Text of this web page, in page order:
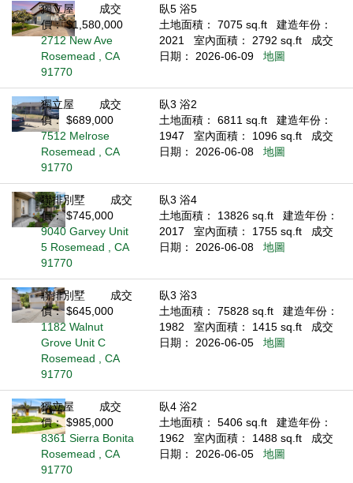
獨立屋
成交
價： $1,580,000
2712 New Ave
Rosemead , CA
91770
臥5 浴5
土地面積： 7075 sq.ft
建造年份：
2021
室內面積： 2792 sq.ft
成交
日期： 2026-06-09
地圖
獨立屋
成交
價： $689,000
7512 Melrose
Rosemead , CA
91770
臥3 浴2
土地面積： 6811 sq.ft
建造年份：
1947
室內面積： 1096 sq.ft
成交
日期： 2026-06-08
地圖
聯排別墅
成交
價： $745,000
9040 Garvey Unit
5 Rosemead , CA
91770
臥3 浴4
土地面積： 13826 sq.ft
建造年份：
2017
室內面積： 1755 sq.ft
成交
日期： 2026-06-08
地圖
聯排別墅
成交
價： $645,000
1182 Walnut
Grove Unit C
Rosemead , CA
91770
臥3 浴3
土地面積： 75828 sq.ft
建造年份：
1982
室內面積： 1415 sq.ft
成交
日期： 2026-06-05
地圖
獨立屋
成交
價： $985,000
8361 Sierra Bonita
Rosemead , CA
91770
臥4 浴2
土地面積： 5406 sq.ft
建造年份：
1962
室內面積： 1488 sq.ft
成交
日期： 2026-06-05
地圖